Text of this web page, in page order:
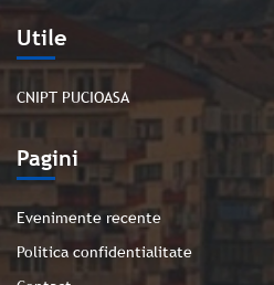
Utile
CNIPT PUCIOASA
Pagini
Evenimente recente
Politica confidentialitate